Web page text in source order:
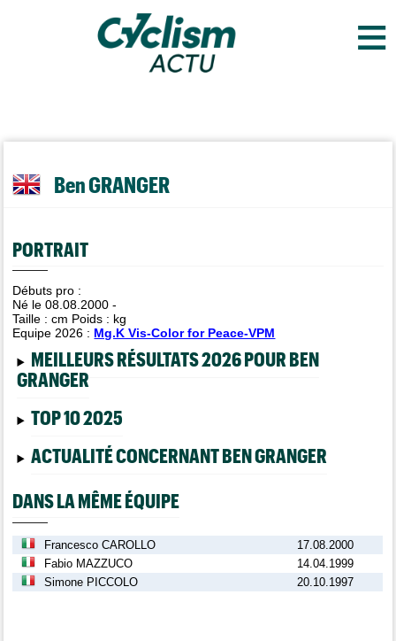
≡
Ben GRANGER
PORTRAIT
Débuts pro :
Né le 08.08.2000 -
Taille :cm Poids : kg
Equipe 2026 : Mg.K Vis-Color for Peace-VPM
MEILLEURS RÉSULTATS 2026 POUR BEN
GRANGER
TOP 10 2025
ACTUALITÉ CONCERNANT BEN GRANGER
DANS LA MÊME ÉQUIPE
Francesco CAROLLO
17.08.2000
Fabio MAZZUCO
14.04.1999
Simone PICCOLO
20.10.1997